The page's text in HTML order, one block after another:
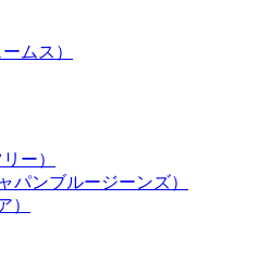
ムス）
ー）
パンブルージーンズ）
）